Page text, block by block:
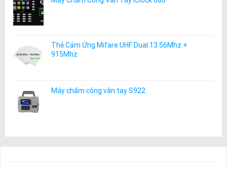
Thẻ Cảm Ứng Mifare UHF Dual 13.56Mhz +
915Mhz
Máy chấm công vân tay S922